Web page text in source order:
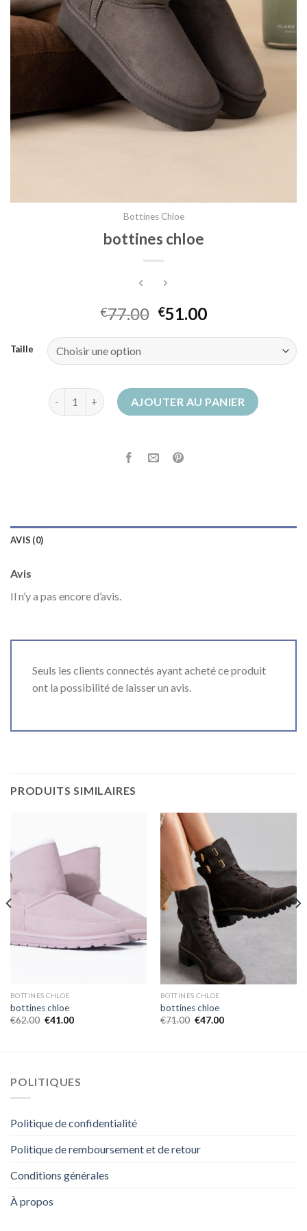
Bottines Chloe
bottines chloe
€77.00 €51.00
Taille
quantité de bottines chloeAJOUTER AU PANIER
AVIS (0)
Avis
Il n’y a pas encore d’avis.
Seuls les clients connectés ayant acheté ce produit
ont la possibilité de laisser un avis.
PRODUITS SIMILAIRES
BOTTINES CHLOE
bottines chloe
€62.00 €41.00
BOTTINES CHLOE
bottines chloe
€71.00 €47.00
POLITIQUES
Politique de confidentialité
Politique de remboursement et de retour
Conditions générales
À propos